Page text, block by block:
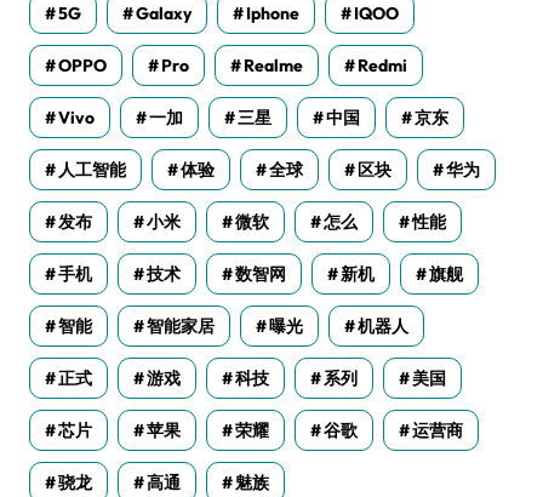
5G Galaxy Iphone IQOO
OPPO Pro Realme Redmi
Vivo 一加 三星 中国 京东
人工智能 体验 全球 区块 华为
发布 小米 微软 怎么 性能
手机 技术 数智网 新机 旗舰
智能 智能家居 曝光 机器人
正式 游戏 科技 系列 美国
芯片 苹果 荣耀 谷歌 运营商
骁龙 高通 魅族